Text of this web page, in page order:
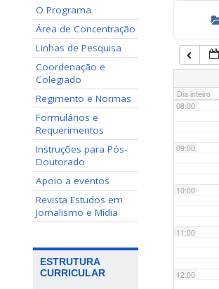
O Programa
Área de Concentração
Linhas de Pesquisa
Coordenação e
Colegiado
Regimento e Normas
Formulários e
Requerimentos
Instruções para Pós-
Doutorado
Apoio a eventos
Revista Estudos em
Jornalismo e Mídia
ESTRUTURA
CURRICULAR
Dia inteiro
07:00
08:00
09:00
10:00
11:00
12:00